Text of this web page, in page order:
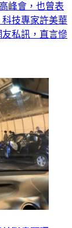
峰會，也曾表
技專家許美華
私訊，直言慘